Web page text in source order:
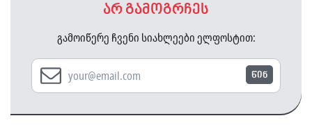
არ გამოგრჩეს
გამოიწერე ჩვენი სიახლეები ელფოსტით:
წინ